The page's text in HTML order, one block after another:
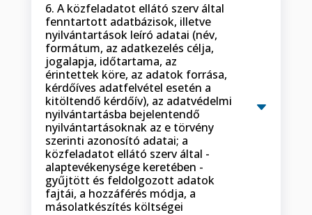
6. A közfeladatot ellátó szerv által
fenntartott adatbázisok, illetve
nyilvántartások leíró adatai (név,
formátum, az adatkezelés célja,
jogalapja, időtartama, az
érintettek köre, az adatok forrása,
kérdőíves adatfelvétel esetén a
kitöltendő kérdőív), az adatvédelmi
nyilvántartásba bejelentendő
nyilvántartásoknak az e törvény
szerinti azonosító adatai; a
közfeladatot ellátó szerv által -
alaptevékenysége keretében -
gyűjtött és feldolgozott adatok
fajtái, a hozzáférés módja, a
másolatkészítés költségei